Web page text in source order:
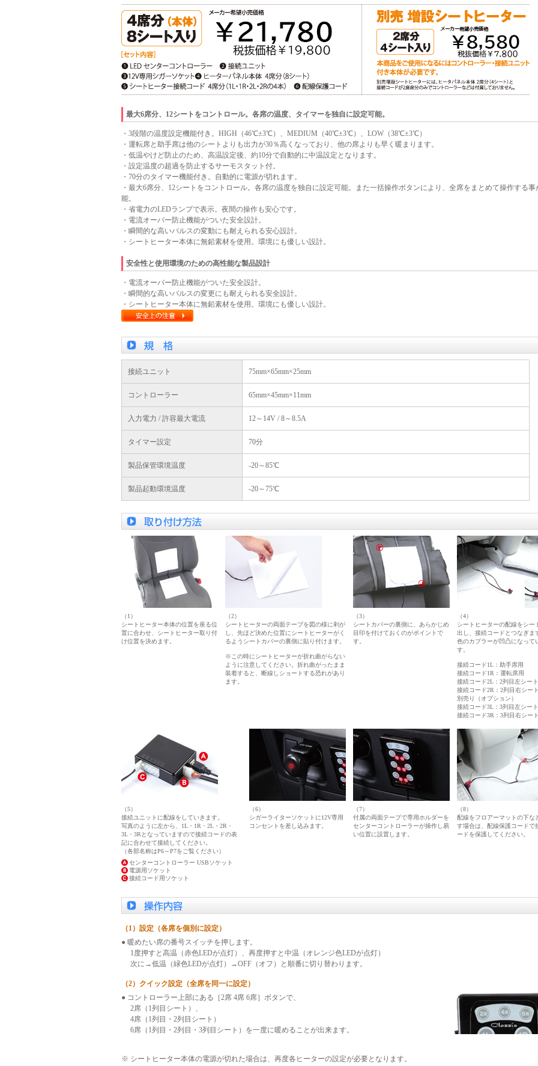
最大6席分、12シートをコントロール。各席の温度、タイマーを独自に設定可能。
・3段階の温度設定機能付き。HIGH（46℃±3℃）、MEDIUM（40℃±3℃）、LOW（38℃±3℃）
・運転席と助手席は他のシートよりも出力が30％高くなっており、他の席よりも早く暖まります。
・低温やけど防止のため、高温設定後、約10分で自動的に中温設定となります。
・設定温度の超過を防止するサーモスタット付。
・70分のタイマー機能付き。自動的に電源が切れます。
・最大6席分、12シートをコントロール。各席の温度を独自に設定可能。また一括操作ボタンにより、全席をまとめて操作する事
能。
・省電力のLEDランプで表示。夜間の操作も安心です。
・電流オーバー防止機能がついた安全設計。
・瞬間的な高いパルスの変動にも耐えられる安心設計。
・シートヒーター本体に無鉛素材を使用。環境にも優しい設計。
安全性と使用環境のための高性能な製品設計
・電流オーバー防止機能がついた安全設計。
・瞬間的な高いバルスの変更にも耐えられる安全設計。
・シートヒーター本体に無鉛素材を使用。環境にも優しい設計。
接続ユニット 75mm×65mm×25mm
コントローラー 65mm×45mm×11mm
入力電力 / 許容最大電流 12～14V / 8～8.5A
タイマー設定 70分
製品保管環境温度 -20～85℃
製品起動環境温度 -20～75℃
（1）
シートヒーター本体の位置を座る位
置に合わせ、シートヒーター取り付
け位置を決めます。
（2）
シートヒーターの両面テープを図の様に剥が
し、先ほど決めた位置にシートヒーターがく
るようシートカバーの裏側に貼り付けます。
※この時にシートヒーターが折れ曲がらない
ように注意してください。折れ曲がったまま
装着すると、断線しショートする恐れがあり
ます。
（3）
シートカバーの裏側に、あらかじめ
目印を付けておくのがポイントで
す。
（4）
シートヒーターの配線をシー
出し、接続コードとつなぎま
色のカプラーが凹凸になって
す。
接続コード1L：助手席用
接続コード1R：運転席用
接続コード2L：2列目左シー
接続コード2R：2列目右シー
別売り（オプション）
接続コード3L：3列目左シー
接続コード3R：3列目右シー
（5）
接続ユニットに配線をしていきます。
写真のように左から、1L・1R・2L・2R・
3L・3Rとなっていますので接続コードの表
記に合わせて接続してください。
（各部名称はP6～P7をご覧ください）
センターコントローラー USBソケット
電源用ソケット
接続コード用ソケット
（6）
シガーライターソケットに12V専用
コンセントを差し込みます。
（7）
付属の両面テープで専用ホルダーを
センターコントローラーが操作し易
い位置に設置します。
（8）
配線をフロアーマットの下な
す場合は、配線保護コードで
ードを保護してください。
（1）設定（各席を個別に設定）
● 暖めたい席の番号スイッチを押します。
1度押すと高温（赤色LEDが点灯）、再度押すと中温（オレンジ色LEDが点灯）
次に→低温（緑色LEDが点灯）→OFF（オフ）と順番に切り替わります。
（2）クイック設定（全席を同一に設定）
● コントローラー上部にある［2席 4席 6席］ボタンで、
2席（1列目シート）、
4席（1列目・2列目シート）
6席（1列目・2列目・3列目シート）を一度に暖めることが出来ます。
※ シートヒーター本体の電源が切れた場合は、再度各ヒーターの設定が必要となります。